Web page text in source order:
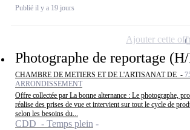
Publié il y a 19 jours
Photographe de reportage
CHAMBRE DE METIERS ET DE L'ARTISANAT DE -
ARRONDISSEMENT
Offre collectée par La bonne alternance : Le photographe,
réalise des prises de vue et intervient sur tout le cycle de
selon les besoins du...
CDD - Temps plein
Ajouter cette